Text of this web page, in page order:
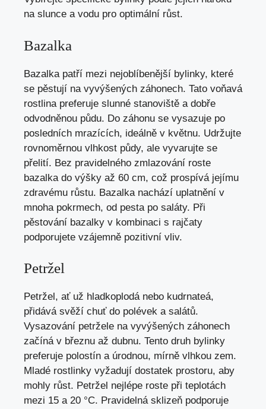
na slunce a vodu pro optimální růst.
Bazalka
Bazalka patří mezi nejoblíbenější bylinky, které
se pěstují na vyvýšených záhonech. Tato voňavá
rostlina preferuje slunné stanoviště a dobře
odvodněnou půdu. Do záhonu se vysazuje po
posledních mrazících, ideálně v květnu. Udržujte
rovnoměrnou vlhkost půdy, ale vyvarujte se
přelití. Bez pravidelného zmlazování roste
bazalka do výšky až 60 cm, což prospívá jejímu
zdravému růstu. Bazalka nachází uplatnění v
mnoha pokrmech, od pesta po saláty. Při
pěstování bazalky v kombinaci s rajčaty
podporujete vzájemně pozitivní vliv.
Petržel
Petržel, ať už hladkoplodá nebo kudrnateá,
přidává svěží chuť do polévek a salátů.
Vysazování petržele na vyvýšených záhonech
začíná v březnu až dubnu. Tento druh bylinky
preferuje polostín a úrodnou, mírně vlhkou zem.
Mladé rostlinky vyžadují dostatek prostoru, aby
mohly růst. Petržel nejlépe roste při teplotách
mezi 15 a 20 °C. Pravidelná sklizeň podporuje